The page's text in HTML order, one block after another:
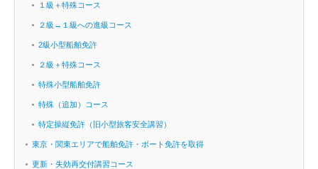
１級＋特殊コース
２級→１級への進級コース
2級小型船舶免許
２級＋特殊コース
特殊小型船舶免許
特殊（追加）コース
特定操縦免許（旧小型旅客安全講習）
東京・関東エリアで船舶免許・ボート免許を取得
更新・失効再交付講習コース